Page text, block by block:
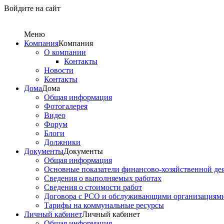
Войдите на сайт
Меню
КомпанияКомпания
О компании
Контакты
Новости
Контакты
ДомаДома
Общая информация
Фотогалерея
Видео
Форум
Блоги
Должники
ДокументыДокументы
Общая информация
Основные показатели финансово-хозяйственной
Сведения о выполняемых работах
Сведения о стоимости работ
Договора с РСО и обслуживающими
Тарифы на коммунальные ресурсы
Личный кабинетЛичный кабинет